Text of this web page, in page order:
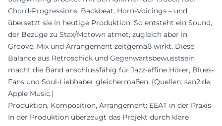
Chord-Progressions, Backbeat, Horn-Voicings – und
übersetzt sie in heutige Produktion. So entsteht ein Sound,
der Bezüge zu Stax/Motown atmet, zugleich aber in
Groove, Mix und Arrangement zeitgemäß wirkt. Diese
Balance aus Retroschick und Gegenwartsbewusstsein
macht die Band anschlussfähig für Jazz-affine Hörer, Blues-
Fans und Soul-Liebhaber gleichermaßen. (Quellen: san2.de;
Apple Music.)
Produktion, Komposition, Arrangement: EEAT in der Praxis
In der Produktion überzeugt das Projekt durch klare